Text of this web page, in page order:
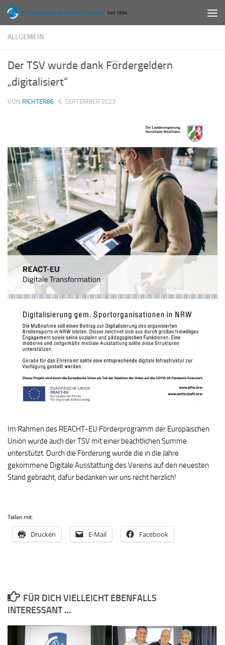
Zum Inhalt springen
ALLGEMEIN
Der TSV wurde dank Fördergeldern
„digitalisiert“
VON RICHTER86 · 6. SEPTEMBER 2023
Im Rahmen des REACHT-EU Förderprogramm der Europäischen
Union wurde auch der TSV mit einer beachtlichen Summe
unterstützt. Durch die Förderung wurde die in die Jahre
gekommene Digitale Ausstattung des Vereins auf den neuesten
Stand gebracht, dafür bedanken wir uns recht herzlich!
Teilen mit:
Drucken E-Mail Facebook
FÜR DICH VIELLEICHT EBENFALLS
INTERESSANT …